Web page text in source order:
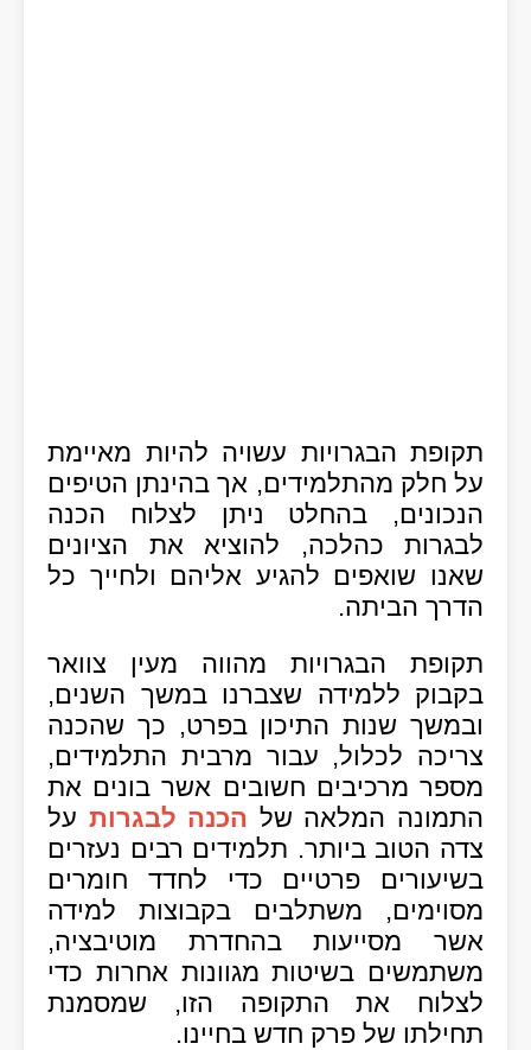
תקופת הבגרויות עשויה להיות מאיימת
על חלק מהתלמידים, אך בהינתן הטיפים
הנכונים, בהחלט ניתן לצלוח הכנה
לבגרות כהלכה, להוציא את הציונים
שאנו שואפים להגיע אליהם ולחייך כל
הדרך הביתה.
תקופת הבגרויות מהווה מעין צוואר
בקבוק ללמידה שצברנו במשך השנים,
ובמשך שנות התיכון בפרט, כך שהכנה
צריכה לכלול, עבור מרבית התלמידים,
מספר מרכיבים חשובים אשר בונים את
התמונה המלאה של הכנה לבגרות על
צדה הטוב ביותר. תלמידים רבים נעזרים
בשיעורים פרטיים כדי לחדד חומרים
מסוימים, משתלבים בקבוצות למידה
אשר מסייעות בהחדרת מוטיבציה,
משתמשים בשיטות מגוונות אחרות כדי
לצלוח את התקופה הזו, שמסמנת
תחילתו של פרק חדש בחיינו.